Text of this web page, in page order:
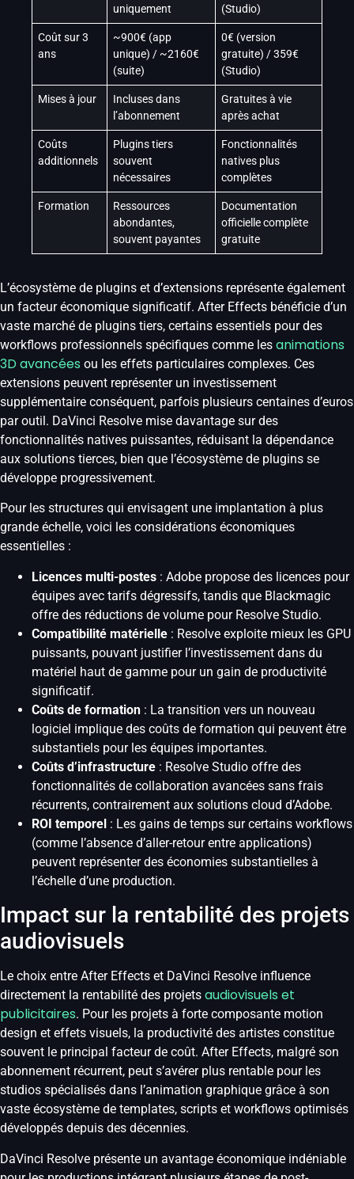
uniquement
(Studio)
Coût sur 3
ans
~900€ (app
unique) / ~2160€
(suite)
0€ (version
gratuite) / 359€
(Studio)
Mises à jour
Incluses dans
l’abonnement
Gratuites à vie
après achat
Coûts
additionnels
Plugins tiers
souvent
nécessaires
Fonctionnalités
natives plus
complètes
Formation
Ressources
abondantes,
souvent payantes
Documentation
officielle complète
gratuite
L’écosystème de plugins et d’extensions représente également
un facteur économique significatif. After Effects bénéficie d’un
vaste marché de plugins tiers, certains essentiels pour des
workflows professionnels spécifiques comme les animations
3D avancées ou les effets particulaires complexes. Ces
extensions peuvent représenter un investissement
supplémentaire conséquent, parfois plusieurs centaines d’euros
par outil. DaVinci Resolve mise davantage sur des
fonctionnalités natives puissantes, réduisant la dépendance
aux solutions tierces, bien que l’écosystème de plugins se
développe progressivement.
Pour les structures qui envisagent une implantation à plus
grande échelle, voici les considérations économiques
essentielles :
Licences multi-postes : Adobe propose des licences pour
équipes avec tarifs dégressifs, tandis que Blackmagic
offre des réductions de volume pour Resolve Studio.
Compatibilité matérielle : Resolve exploite mieux les GPU
puissants, pouvant justifier l’investissement dans du
matériel haut de gamme pour un gain de productivité
significatif.
Coûts de formation : La transition vers un nouveau
logiciel implique des coûts de formation qui peuvent être
substantiels pour les équipes importantes.
Coûts d’infrastructure : Resolve Studio offre des
fonctionnalités de collaboration avancées sans frais
récurrents, contrairement aux solutions cloud d’Adobe.
ROI temporel : Les gains de temps sur certains workflows
(comme l’absence d’aller-retour entre applications)
peuvent représenter des économies substantielles à
l’échelle d’une production.
Impact sur la rentabilité des projets
audiovisuels
Le choix entre After Effects et DaVinci Resolve influence
directement la rentabilité des projets audiovisuels et
publicitaires. Pour les projets à forte composante motion
design et effets visuels, la productivité des artistes constitue
souvent le principal facteur de coût. After Effects, malgré son
abonnement récurrent, peut s’avérer plus rentable pour les
studios spécialisés dans l’animation graphique grâce à son
vaste écosystème de templates, scripts et workflows optimisés
développés depuis des décennies.
DaVinci Resolve présente un avantage économique indéniable